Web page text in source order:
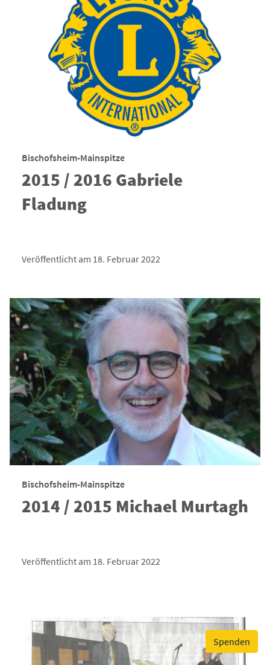
Spenden
Bischofsheim-Mainspitze
2015 / 2016 Gabriele
Fladung
Veröffentlicht am 18. Februar 2022
Bischofsheim-Mainspitze
2014 / 2015 Michael Murtagh
Veröffentlicht am 18. Februar 2022